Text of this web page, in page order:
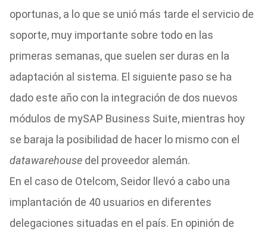
oportunas, a lo que se unió más tarde el servicio de
soporte, muy importante sobre todo en las
primeras semanas, que suelen ser duras en la
adaptación al sistema. El siguiente paso se ha
dado este año con la integración de dos nuevos
módulos de mySAP Business Suite, mientras hoy
se baraja la posibilidad de hacer lo mismo con el
datawarehousedel proveedor alemán.
En el caso de Otelcom, Seidor llevó a cabo una
implantación de 40 usuarios en diferentes
delegaciones situadas en el país. En opinión de